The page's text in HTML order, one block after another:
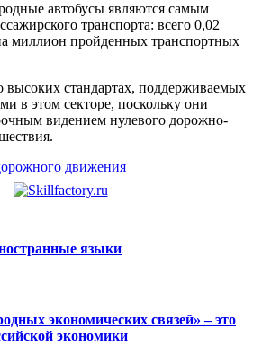
автобусы являются самым
транспорта: всего 0,02
миллион пройденных транспортных
высоких стандартах, поддерживаемых
в этом секторе, поскольку они
видением нулевого дорожно-
движения
языки
экономических связей» – это
экономики